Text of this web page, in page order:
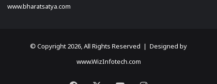
www.bharatsatya.com
© Copyright 2026, All Rights Reserved | Designed by
www.WizInfotech.com